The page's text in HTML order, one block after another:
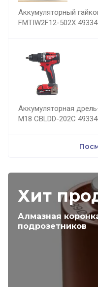
Аккумуляторный
FMTIW2F12-502X
Аккумуляторная
M18 CBLDD-202C
Хит
Алмазная
подрозетников